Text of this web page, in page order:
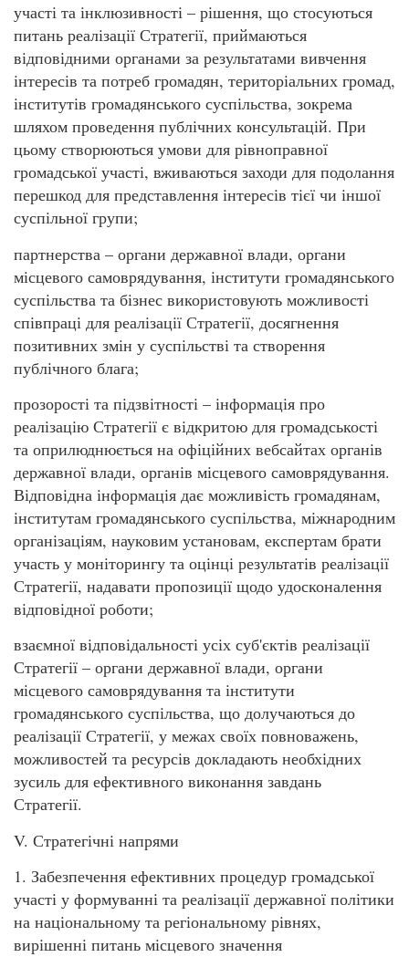
участі та інклюзивності – рішення, що стосуються
питань реалізації Стратегії, приймаються
відповідними органами за результатами вивчення
інтересів та потреб громадян, територіальних громад,
інститутів громадянського суспільства, зокрема
шляхом проведення публічних консультацій. При
цьому створюються умови для рівноправної
громадської участі, вживаються заходи для подолання
перешкод для представлення інтересів тієї чи іншої
суспільної групи;
партнерства – органи державної влади, органи
місцевого самоврядування, інститути громадянського
суспільства та бізнес використовують можливості
співпраці для реалізації Стратегії, досягнення
позитивних змін у суспільстві та створення
публічного блага;
прозорості та підзвітності – інформація про
реалізацію Стратегії є відкритою для громадськості
та оприлюднюється на офіційних вебсайтах органів
державної влади, органів місцевого самоврядування.
Відповідна інформація дає можливість громадянам,
інститутам громадянського суспільства, міжнародним
організаціям, науковим установам, експертам брати
участь у моніторингу та оцінці результатів реалізації
Стратегії, надавати пропозиції щодо удосконалення
відповідної роботи;
взаємної відповідальності усіх суб'єктів реалізації
Стратегії – органи державної влади, органи
місцевого самоврядування та інститути
громадянського суспільства, що долучаються до
реалізації Стратегії, у межах своїх повноважень,
можливостей та ресурсів докладають необхідних
зусиль для ефективного виконання завдань
Стратегії.
V. Стратегічні напрями
1. Забезпечення ефективних процедур громадської
участі у формуванні та реалізації державної політики
на національному та регіональному рівнях,
вирішенні питань місцевого значення